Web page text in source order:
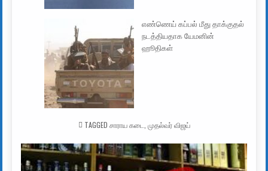
எண்ணெய் கப்பல் மீது தாக்குதல்
நடத்தியதாக யேமனின்
ஹூதிகள்
TAGGED சாராய கடை முதல்வர் விஜய்